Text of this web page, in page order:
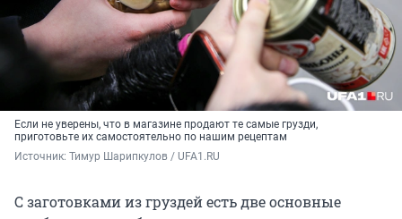
Если не уверены, что в магазине продают те самые грузди,
приготовьте их самостоятельно по нашим рецептам
Источник: Тимур Шарипкулов / UFA1.RU
С заготовками из груздей есть две основные